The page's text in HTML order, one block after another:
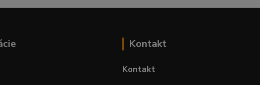
Kontakt
Kontakt